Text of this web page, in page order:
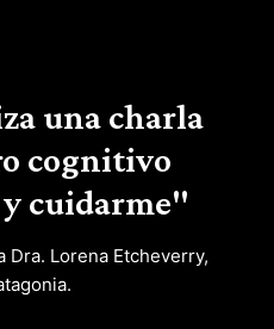
una charla
cognitivo
cuidarme"
Dra. Lorena Etcheverry,